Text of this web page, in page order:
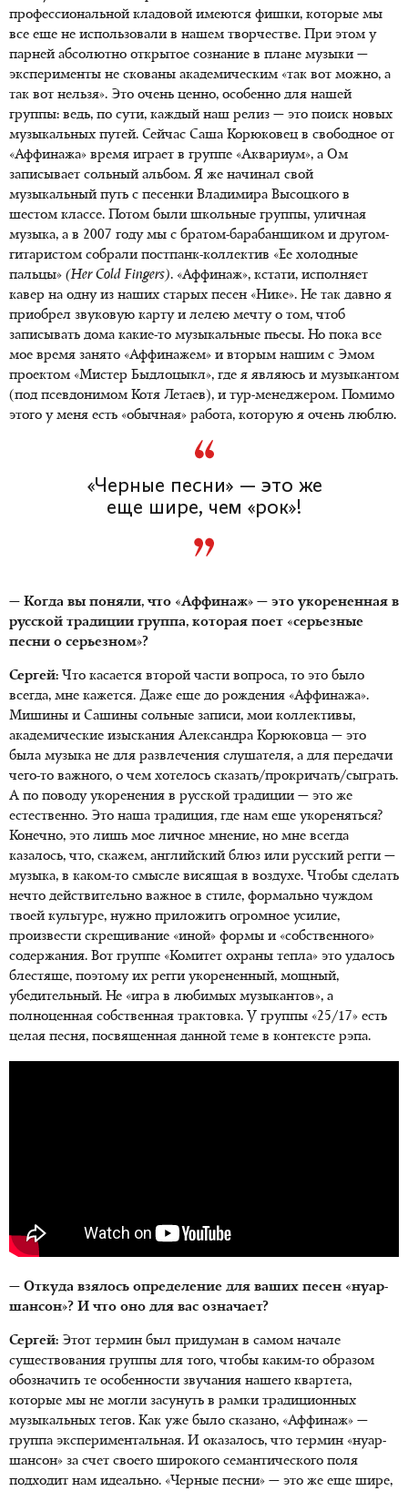
профессиональной кладовой имеются фишки, которые мы
все еще не использовали в нашем творчестве. При этом у
парней абсолютно открытое сознание в плане музыки —
эксперименты не скованы академическим «так вот можно, а
так вот нельзя». Это очень ценно, особенно для нашей
группы: ведь, по сути, каждый наш релиз — это поиск новых
музыкальных путей. Сейчас Саша Корюковец в свободное от
«Аффинажа» время играет в группе «Аквариум», а Ом
записывает сольный альбом. Я же начинал свой
музыкальный путь с песенки Владимира Высоцкого в
шестом классе. Потом были школьные группы, уличная
музыка, а в 2007 году мы с братом-барабанщиком и другом-
гитаристом собрали постпанк-коллектив «Ее холодные
пальцы» (Her Cold Fingers). «Аффинаж», кстати, исполняет
кавер на одну из наших старых песен «Нике». Не так давно я
приобрел звуковую карту и лелею мечту о том, чтоб
записывать дома какие-то музыкальные пьесы. Но пока все
мое время занято «Аффинажем» и вторым нашим с Эмом
проектом «Мистер Быдлоцыкл», где я являюсь и музыкантом
(под псевдонимом Котя Летаев), и тур-менеджером. Помимо
этого у меня есть «обычная» работа, которую я очень люблю.
«Черные песни» — это же
еще шире, чем «рок»!
— Когда вы поняли, что «Аффинаж» — это укорененная в
русской традиции группа, которая поет «серьезные
песни о серьезном»?
Сергей: Что касается второй части вопроса, то это было
всегда, мне кажется. Даже еще до рождения «Аффинажа».
Мишины и Сашины сольные записи, мои коллективы,
академические изыскания Александра Корюковца — это
была музыка не для развлечения слушателя, а для передачи
чего-то важного, о чем хотелось сказать/прокричать/сыграть.
А по поводу укоренения в русской традиции — это же
естественно. Это наша традиция, где нам еще укореняться?
Конечно, это лишь мое личное мнение, но мне всегда
казалось, что, скажем, английский блюз или русский регги —
музыка, в каком-то смысле висящая в воздухе. Чтобы сделать
нечто действительно важное в стиле, формально чуждом
твоей культуре, нужно приложить огромное усилие,
произвести скрещивание «иной» формы и «собственного»
содержания. Вот группе «Комитет охраны тепла» это удалось
блестяще, поэтому их регги укорененный, мощный,
убедительный. Не «игра в любимых музыкантов», а
полноценная собственная трактовка. У группы «25/17» есть
целая песня, посвященная данной теме в контексте рэпа.
— Откуда взялось определение для ваших песен «нуар-
шансон»? И что оно для вас означает?
Сергей: Этот термин был придуман в самом начале
существования группы для того, чтобы каким-то образом
обозначить те особенности звучания нашего квартета,
которые мы не могли засунуть в рамки традиционных
музыкальных тегов. Как уже было сказано, «Аффинаж» —
группа экспериментальная. И оказалось, что термин «нуар-
шансон» за счет своего широкого семантического поля
подходит нам идеально. «Черные песни» — это же еще шире,